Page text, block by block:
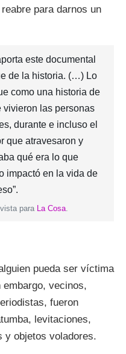
para darnos un
este documental
de la historia. (…) Lo
como una historia de
vivieron las personas
durante e incluso el
que atravesaron y
qué era lo que
impactó en la vida de
para La Cosa
pueda ser víctima
vecinos,
fueron
levitaciones,
y objetos voladores.